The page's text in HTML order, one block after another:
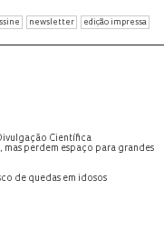
newsletter edição impressa
Divulgação Científica
perdem espaço para grandes
de quedas em idosos